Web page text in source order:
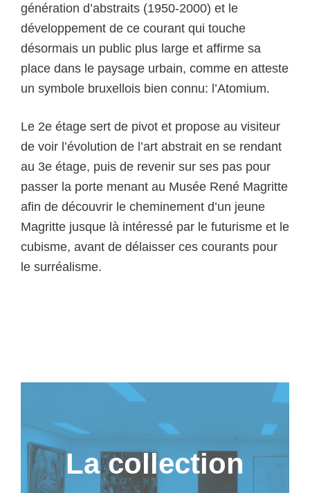
génération d’abstraits (1950-2000) et le
développement de ce courant qui touche
désormais un public plus large et affirme sa
place dans le paysage urbain, comme en atteste
un symbole bruxellois bien connu: l’Atomium.
Le 2e étage sert de pivot et propose au visiteur
de voir l’évolution de l’art abstrait en se rendant
au 3e étage, puis de revenir sur ses pas pour
passer la porte menant au Musée René Magritte
afin de découvrir le cheminement d’un jeune
Magritte jusque là intéressé par le futurisme et le
cubisme, avant de délaisser ces courants pour
le surréalisme.
La collection